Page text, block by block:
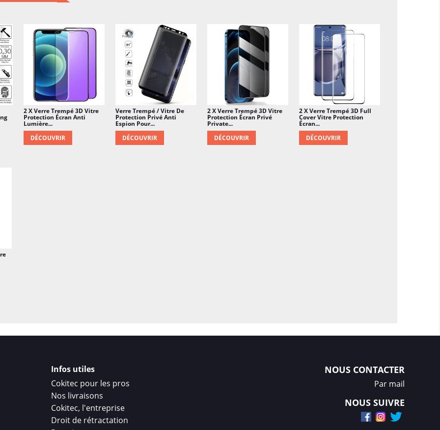
2 X Verre Trempé 3D Vitre
Protection Écran Anti
Lumière...
DÉCOUVRIR
Verre Trempé / Vitre De
Protection Privé Anti
Espion Pour...
DÉCOUVRIR
2 X Verre Trempé 3D Vitre
Protection Écran Privé
Private...
DÉCOUVRIR
2 X Verre Trempé 3D Full
Cover Vitre Protection
Écran...
DÉCOUVRIR
Infos utiles
Cokitec pour les pros
Nos livraisons
Cokitec, l'entreprise
Droit de rétractation
NOUS CONTACTER
Par mail
NOUS SUIVRE